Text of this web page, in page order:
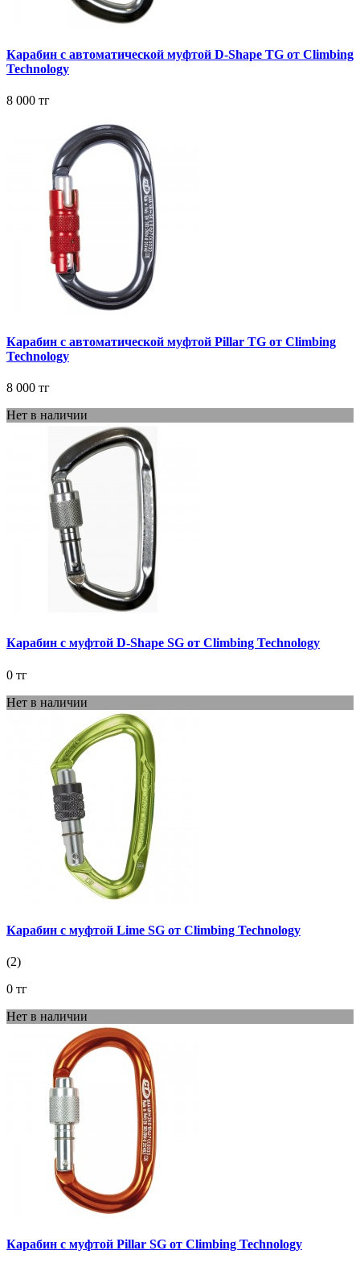
Карабин с автоматической муфтой D-Shape TG от Climbing
Technology
8 000 тг
Карабин с автоматической муфтой Pillar TG от Climbing
Technology
8 000 тг
Нет в наличии
Карабин с муфтой D-Shape SG от Climbing Technology
0 тг
Нет в наличии
Карабин с муфтой Lime SG от Climbing Technology
(2)
0 тг
Нет в наличии
Карабин с муфтой Pillar SG от Climbing Technology